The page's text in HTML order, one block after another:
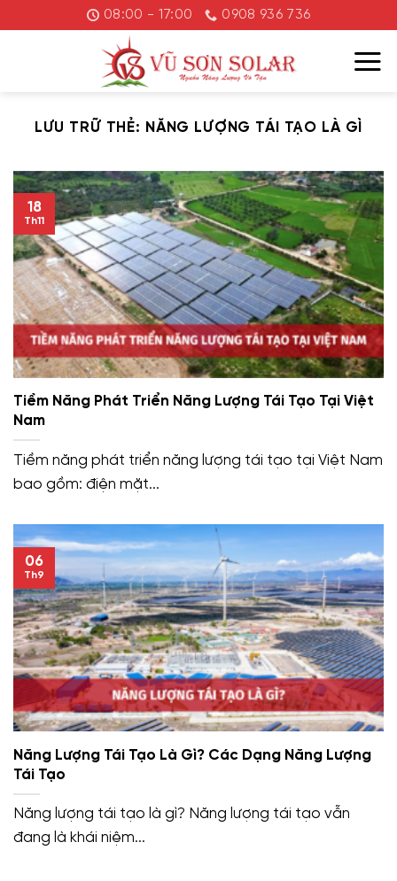
đến
08:00 - 17:00 0908 936 736
LƯU TRỮ THẺ: NĂNG LƯỢNG TÁI TẠO LÀ GÌ
Tiềm Năng Phát Triển Năng Lượng Tái Tạo Tại Việt
Nam
Tiềm năng phát triển năng lượng tái tạo tại Việt Nam
bao gồm: điện mặt...
18
Th11
Năng Lượng Tái Tạo Là Gì? Các Dạng Năng Lượng
Tái Tạo
Năng lượng tái tạo là gì? Năng lượng tái tạo vẫn
đang là khái niệm...
06
Th9